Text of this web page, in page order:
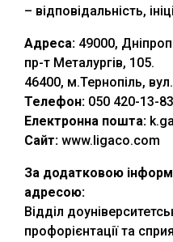
– відповідальність,
Адреса: 49000,
пр-т Металургів, 105.
46400, м.Тернопіль,
Телефон: 050 420-13-
Електронна пошта:
Сайт: www.ligaco.com
За додатковою
адресою:
Відділ
профорієнтації та